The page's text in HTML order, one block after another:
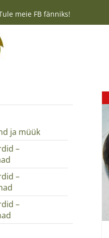
meie FB fänniks!
ja müük
–
–
–